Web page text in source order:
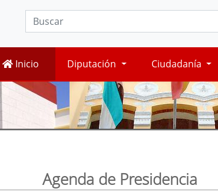
Inicio Diputación Ciudadanía
Agenda de Presidencia